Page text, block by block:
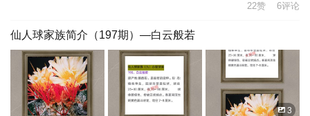
22赞 6评论
仙人球家族简介（197期）—白云般若
3